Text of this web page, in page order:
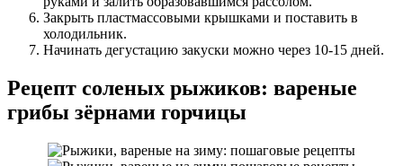
Закрыть пластмассовыми крышками и поставить в
холодильник.
Начинать дегустацию закуски можно через 10-15 дней.
Рецепт соленых рыжиков: вареные
грибы зёрнами горчицы